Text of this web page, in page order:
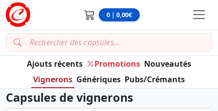
0 | 0,00€
Ajouts récents Promotions Nouveautés
Vignerons Génériques Pubs/Crémants
Capsules de vignerons